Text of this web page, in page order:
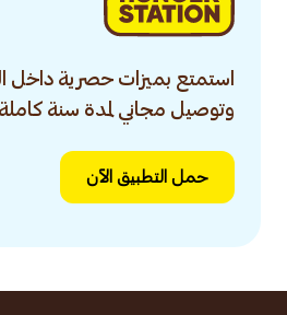
استمتع بميزات حصرية
وتوصيل مجاني لمدة سنة
حمل التطبيق الآن